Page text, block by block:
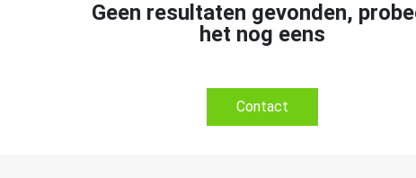
Geen resultaten gevonden,
het nog eens
Contact